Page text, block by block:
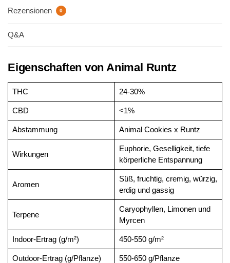
Rezensionen 0
Q&A
Eigenschaften von Animal Runtz
THC 24-30%
CBD <1%
Abstammung Animal Cookies x Runtz
Wirkungen
Euphorie, Geselligkeit, tiefe
körperliche Entspannung
Aromen
Süß, fruchtig, cremig, würzig,
erdig und gassig
Terpene
Caryophyllen, Limonen und
Myrcen
Indoor-Ertrag (g/m²) 450-550 g/m²
Outdoor-Ertrag (g/Pflanze) 550-650 g/Pflanze